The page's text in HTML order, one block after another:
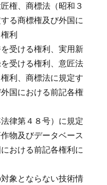
権、商標法（昭和３
る商標権及び外国に
利
受ける権利、実用新
受ける権利、意匠法
利、商標法に規定す
国における前記各権
律第４８号）に規定
物及びデータベース
おける前記各権利に
象とならない技術情